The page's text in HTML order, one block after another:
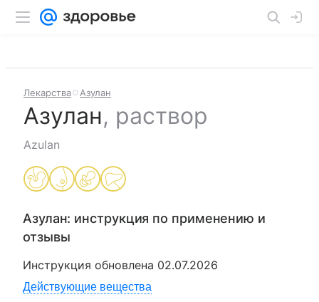
Лекарства Азулан
Азулан, раствор
Azulan
Азулан: инструкция по применению и
отзывы
Инструкция обновлена 02.07.2026
Действующие вещества